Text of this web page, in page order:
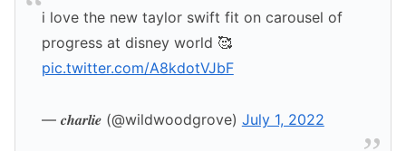
i love the new taylor swift fit on carousel of
progress at disney world 🥰
pic.twitter.com/A8kdotVJbF
— 𝒄𝒉𝒂𝒓𝒍𝒊𝒆 (@wildwoodgrove) July 1, 2022